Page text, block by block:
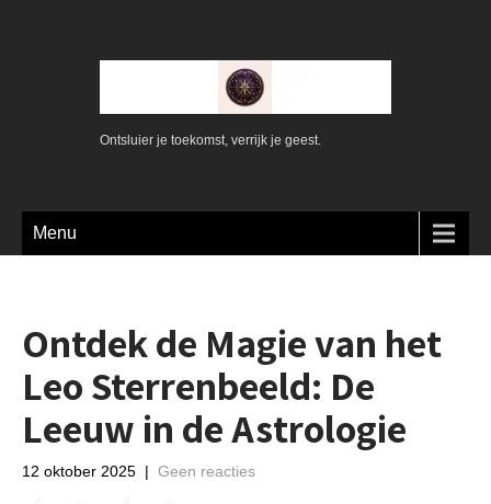
Ontsluier je toekomst, verrijk je geest.
Menu
Ontdek de Magie van het
Leo Sterrenbeeld: De
Leeuw in de Astrologie
12 oktober 2025 | Geen reacties